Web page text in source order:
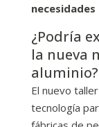
¿Podría
la nueva
aluminio?
El nuevo
tecnología